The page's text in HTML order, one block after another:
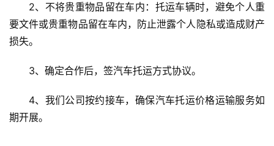
2、不将贵重物品留在车内：托运车辆时，避免个人重
要文件或贵重物品留在车内，防止泄露个人隐私或造成财产
损失。
3、确定合作后，签汽车托运方式协议。
4、我们公司按约接车，确保汽车托运价格运输服务如
期开展。